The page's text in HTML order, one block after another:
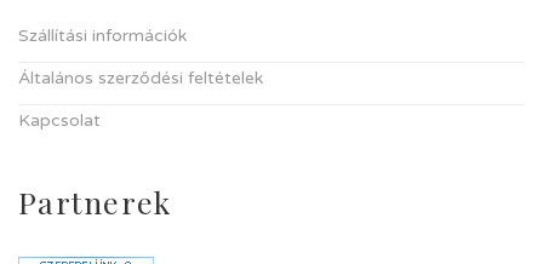
Szállítási információk
Általános szerződési feltételek
Kapcsolat
Partnerek